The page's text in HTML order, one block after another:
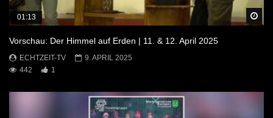
01:13
Vorschau: Der Himmel auf Erden | 11. & 12. April 2025
ECHTZEIT-TV
9. APRIL 2025
442
1